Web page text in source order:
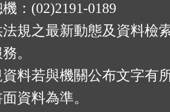
：(02)2191-0189
規之最新動態及資料檢
。
料若與機關公布文字有
資料為準。